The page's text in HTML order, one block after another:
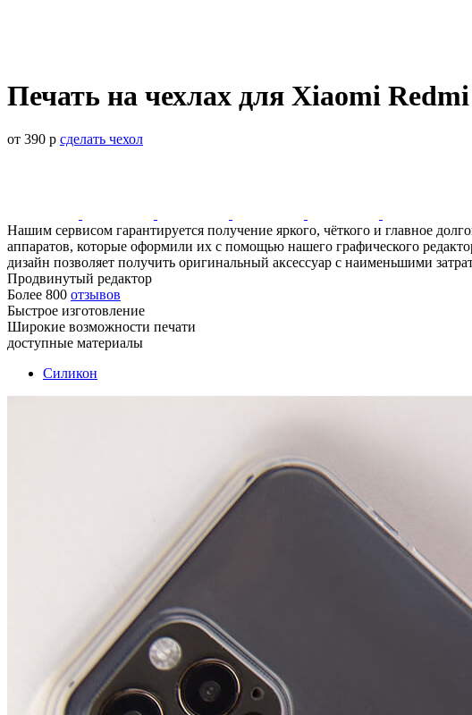
Печать на чехлах для Xiaomi
от 390 р сделать чехол
Нашим сервисом гарантируется получение яркого, чёткого и главное
аппаратов, которые оформили их с помощью нашего графического
дизайн позволяет получить оригинальный аксессуар с наименьшими
Продвинутый редактор
Более 800 отзывов
Быстрое изготовление
Широкие возможности печати
доступные материалы
Силикон